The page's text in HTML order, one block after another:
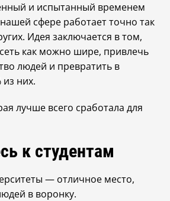
и испытанный временем
сфере работает точно так
Идея заключается в том,
как можно шире, привлечь
людей и превратить в
из них.
лучше всего сработала для
к студентам
— отличное место,
в воронку.